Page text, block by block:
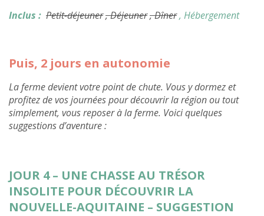
Inclus : Petit-déjeuner, Déjeuner, Dîner, Hébergement
Puis, 2 jours en autonomie
La ferme devient votre point de chute. Vous y dormez et
profitez de vos journées pour découvrir la région ou tout
simplement, vous reposer à la ferme. Voici quelques
suggestions d’aventure :
JOUR 4 – UNE CHASSE AU TRÉSOR
INSOLITE POUR DÉCOUVRIR LA
NOUVELLE-AQUITAINE – SUGGESTION